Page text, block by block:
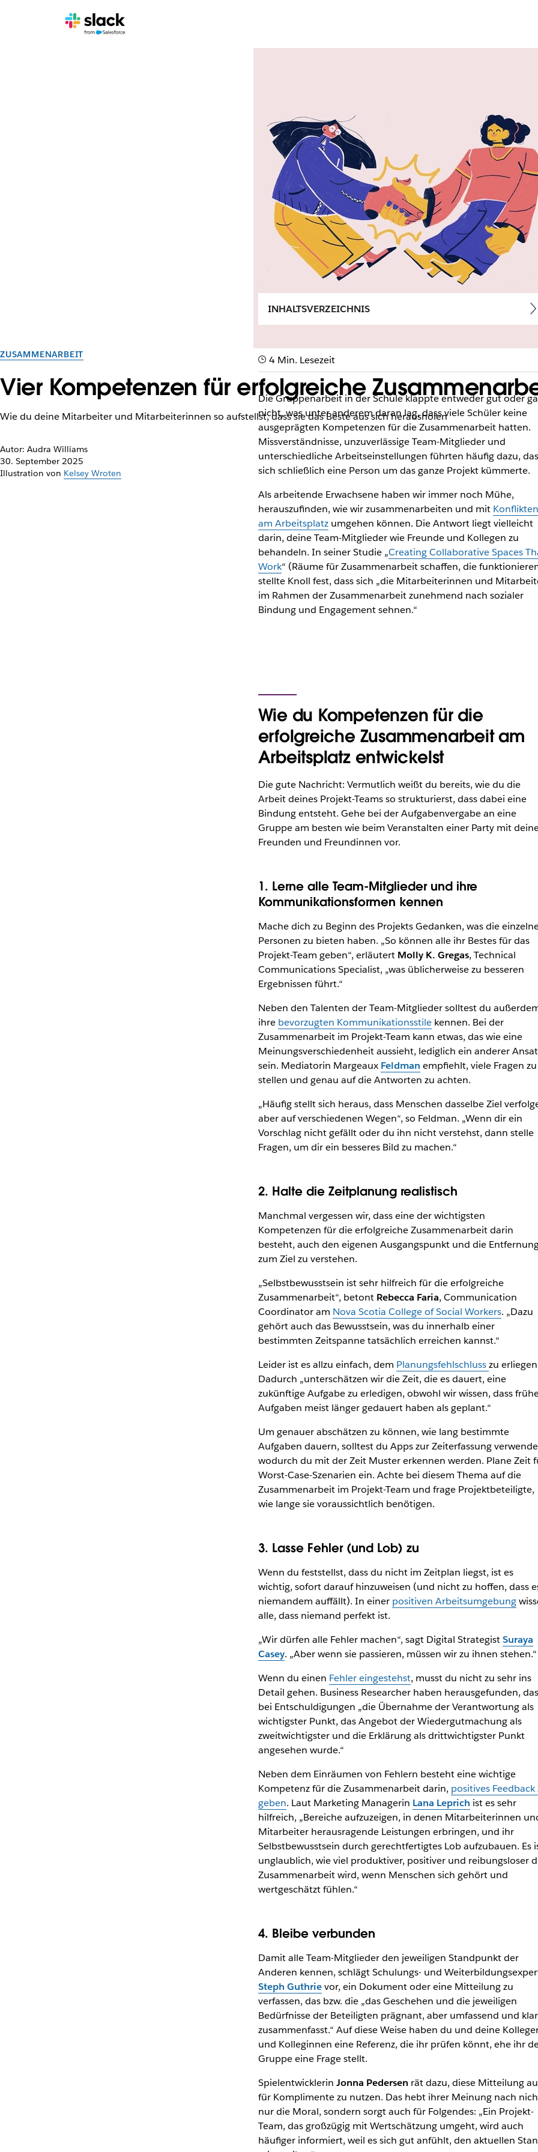
ZUSAMMENARBEIT
Vier Kompetenzen für erfolgreiche
Wie du deine Mitarbeiter und Mitarbeiterinnen so aufstellst, dass sie das Beste aus sich herausholen
Autor: Audra Williams
30. September 2025
Illustration von Kelsey Wroten
INHALTSVERZEICHNIS
4 Min. Lesezeit
Die Gruppenarbeit in der Schule klappte entweder gut oder
nicht, was unter anderem daran lag, dass viele Schüler keine
ausgeprägten Kompetenzen für die Zusammenarbeit hatten.
Missverständnisse, unzuverlässige Team-Mitglieder und
unterschiedliche Arbeitseinstellungen führten häufig dazu,
sich schließlich eine Person um das ganze Projekt kümmerte.
Als arbeitende Erwachsene haben wir immer noch Mühe,
herauszufinden, wie wir zusammenarbeiten und mit Konflikten
am Arbeitsplatzumgehen können. Die Antwort liegt vielleicht
darin, deine Team-Mitglieder wie Freunde und Kollegen zu
behandeln. In seiner Studie „Creating Collaborative Spaces
Work“ (Räume für Zusammenarbeit schaffen, die
stellte Knoll fest, dass sich „die Mitarbeiterinnen und
im Rahmen der Zusammenarbeit zunehmend nach sozialer
Bindung und Engagement sehnen.“
Wie du Kompetenzen für die
erfolgreiche Zusammenarbeit am
Arbeitsplatz entwickelst
Die gute Nachricht: Vermutlich weißt du bereits, wie du die
Arbeit deines Projekt-Teams so strukturierst, dass dabei eine
Bindung entsteht. Gehe bei der Aufgabenvergabe an eine
Gruppe am besten wie beim Veranstalten einer Party mit
Freunden und Freundinnen vor.
1. Lerne alle Team-Mitglieder und ihre
Kommunikationsformen kennen
Mache dich zu Beginn des Projekts Gedanken, was die
Personen zu bieten haben. „So können alle ihr Bestes für das
Projekt-Team geben“, erläutert Molly K. Gregas, Technical
Communications Specialist, „was üblicherweise zu besseren
Ergebnissen führt.“
Neben den Talenten der Team-Mitglieder solltest du
ihre bevorzugten Kommunikationsstilekennen. Bei der
Zusammenarbeit im Projekt-Team kann etwas, das wie eine
Meinungsverschiedenheit aussieht, lediglich ein anderer
sein. Mediatorin Margeaux Feldman empfiehlt, viele Fragen zu
stellen und genau auf die Antworten zu achten.
„Häufig stellt sich heraus, dass Menschen dasselbe Ziel
aber auf verschiedenen Wegen“, so Feldman. „Wenn dir ein
Vorschlag nicht gefällt oder du ihn nicht verstehst, dann stelle
Fragen, um dir ein besseres Bild zu machen.“
2. Halte die Zeitplanung realistisch
Manchmal vergessen wir, dass eine der wichtigsten
Kompetenzen für die erfolgreiche Zusammenarbeit darin
besteht, auch den eigenen Ausgangspunkt und die
zum Ziel zu verstehen.
„Selbstbewusstsein ist sehr hilfreich für die erfolgreiche
Zusammenarbeit“, betont Rebecca Faria, Communication
Coordinator am Nova Scotia College of Social Workers. „Dazu
gehört auch das Bewusstsein, was du innerhalb einer
bestimmten Zeitspanne tatsächlich erreichen kannst.“
Leider ist es allzu einfach, dem Planungsfehlschlusszu
Dadurch „unterschätzen wir die Zeit, die es dauert, eine
zukünftige Aufgabe zu erledigen, obwohl wir wissen, dass
Aufgaben meist länger gedauert haben als geplant.“
Um genauer abschätzen zu können, wie lang bestimmte
Aufgaben dauern, solltest du Apps zur Zeiterfassung
wodurch du mit der Zeit Muster erkennen werden. Plane Zeit
Worst-Case-Szenarien ein. Achte bei diesem Thema auf die
Zusammenarbeit im Projekt-Team und frage Projektbeteiligte,
wie lange sie voraussichtlich benötigen.
3. Lasse Fehler (und Lob) zu
Wenn du feststellst, dass du nicht im Zeitplan liegst, ist es
wichtig, sofort darauf hinzuweisen (und nicht zu hoffen, dass
niemandem auffällt). In einer positiven Arbeitsumgebung
alle, dass niemand perfekt ist.
„Wir dürfen alle Fehler machen“, sagt Digital StrategistSuraya
Casey. „Aber wenn sie passieren, müssen wir zu ihnen stehen.“
Wenn du einen Fehler eingestehst, musst du nicht zu sehr ins
Detail gehen. Business Researcher haben herausgefunden,
bei Entschuldigungen „die Übernahme der Verantwortung als
wichtigster Punkt, das Angebot der Wiedergutmachung als
zweitwichtigster und die Erklärung als drittwichtigster Punkt
angesehen wurde.“
Neben dem Einräumen von Fehlern besteht eine wichtige
Kompetenz für die Zusammenarbeit darin, positives Feedback
geben. Laut Marketing Managerin Lana Leprich ist es sehr
hilfreich, „Bereiche aufzuzeigen, in denen Mitarbeiterinnen
Mitarbeiter herausragende Leistungen erbringen, und ihr
Selbstbewusstsein durch gerechtfertigtes Lob aufzubauen. Es
unglaublich, wie viel produktiver, positiver und reibungsloser
Zusammenarbeit wird, wenn Menschen sich gehört und
wertgeschätzt fühlen.“
4. Bleibe verbunden
Damit alle Team-Mitglieder den jeweiligen Standpunkt der
Anderen kennen, schlägt Schulungs- und
Steph Guthrievor, ein Dokument oder eine Mitteilung zu
verfassen, das bzw. die „das Geschehen und die jeweiligen
Bedürfnisse der Beteiligten prägnant, aber umfassend und klar
zusammenfasst.“ Auf diese Weise haben du und deine
und Kolleginnen eine Referenz, die ihr prüfen könnt, ehe ihr
Gruppe eine Frage stellt.
Spielentwicklerin Jonna Pedersen rät dazu, diese Mitteilung
für Komplimente zu nutzen. Das hebt ihrer Meinung nach
nur die Moral, sondern sorgt auch für Folgendes: „Ein Projekt-
Team, das großzügig mit Wertschätzung umgeht, wird auch
häufiger informiert, weil es sich gut anfühlt, den aktuellen